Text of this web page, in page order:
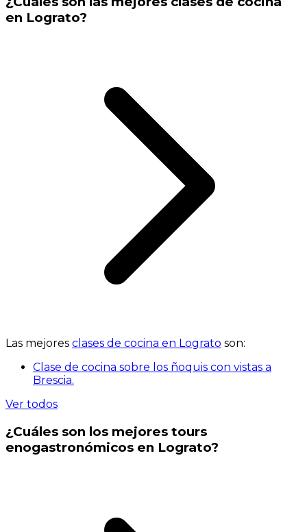
en Lograto?
Las mejores clases de cocina en Lograto son:
Clase de cocina sobre los ñoquis con vistas a
Brescia.
Ver todos
¿Cuáles son los mejores tours
enogastronómicos en Lograto?